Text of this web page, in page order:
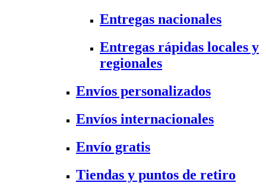
Entregas nacionales
Entregas rápidas locales y
regionales
Envíos personalizados
Envíos internacionales
Envío gratis
Tiendas y puntos de retiro